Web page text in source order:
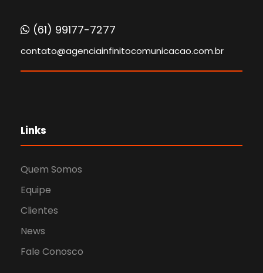
(61) 99177-7277
contato@agenciainfinitocomunicacao.com.br
Links
Quem Somos
Equipe
Clientes
News
Fale Conosco